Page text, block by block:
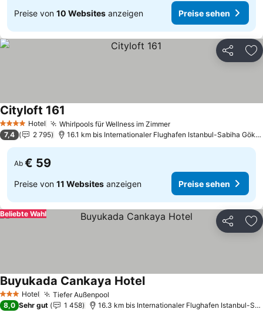
Preise von 10 Websites anzeigen Preise sehen
Teilen
4 Sterne Hotel Whirlpools für Wellness im ZimmerPreise sehen
Cityloft 161
7,4 2 795 16.1 km bis Internationaler Flughafen Istanbul-Sabiha
Ab € 59
Preise von 11 Websites anzeigen Preise sehen
Teilen
Beliebte Wahl
3 SterneHotel Tiefer Außenpool
Buyukada Cankaya HotelPreise sehen
8,0 Sehr gut 1 458 16.3 km bis Internationaler Flughafen Istanbul-